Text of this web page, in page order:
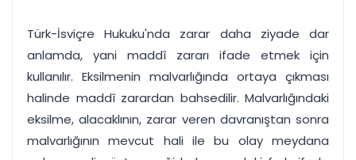
Türk-İsviçre Hukuku'nda zarar daha ziyade dar
anlamda, yani maddî zararı ifade etmek için
kullanılır. Eksilmenin malvarlığında ortaya çıkması
halinde maddî zarardan bahsedilir. Malvarlığındaki
eksilme, alacaklının, zarar veren davranıştan sonra
malvarlığının mevcut hali ile bu olay meydana